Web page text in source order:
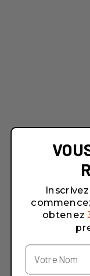
obtenez